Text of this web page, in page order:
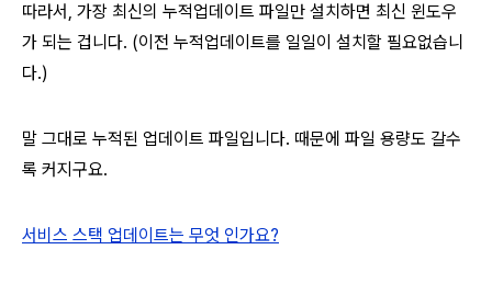
따라서, 가장 최신의 누적업데이트 파일만 설치하면 최신 윈도우
가 되는 겁니다. (이전 누적업데이트를 일일이 설치할 필요없습니
다.)
말 그대로 누적된 업데이트 파일입니다. 때문에 파일 용량도 갈수
록 커지구요.
서비스 스택 업데이트는 무엇 인가요?